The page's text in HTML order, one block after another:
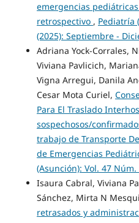
emergencias
retrospectivo , Pediatría
(2025): Septiembre -
Adriana Yock-Corrales,
Viviana Pavlicich,
Vigna Arregui, Danila
Cesar Mota Curiel,
Para El Traslado
sospechosos/
trabajo de Transporte
de Emergencias
(Asunción): Vol. 47
Isaura Cabral, Viviana
Sánchez, Mirta N
retrasados y